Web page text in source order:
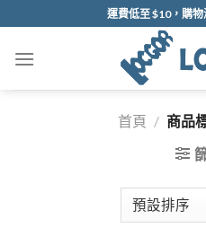
to
content
運費低至 $10，購
首頁 / 商品